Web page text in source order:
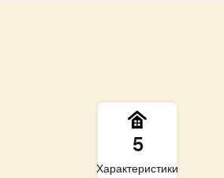
5
Характеристики